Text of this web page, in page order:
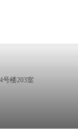
号楼203室